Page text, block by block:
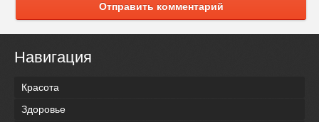
Отправить комментарий
Навигация
Красота
Здоровье